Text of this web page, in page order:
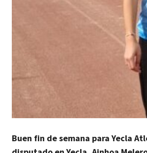
Buen fin de semana para Yecla